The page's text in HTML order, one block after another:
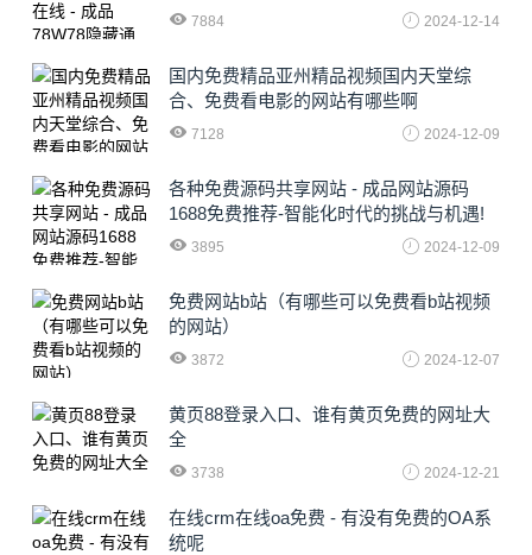
注入新动力
7884 2024-12-14
国内免费精品亚州精品视频国内天堂综
合、免费看电影的网站有哪些啊
7128 2024-12-09
各种免费源码共享网站 - 成品网站源码
1688免费推荐-智能化时代的挑战与机遇!
3895 2024-12-09
免费网站b站（有哪些可以免费看b站视频
的网站）
3872 2024-12-07
黄页88登录入口、谁有黄页免费的网址大
全
3738 2024-12-21
在线crm在线oa免费 - 有没有免费的OA系
统呢